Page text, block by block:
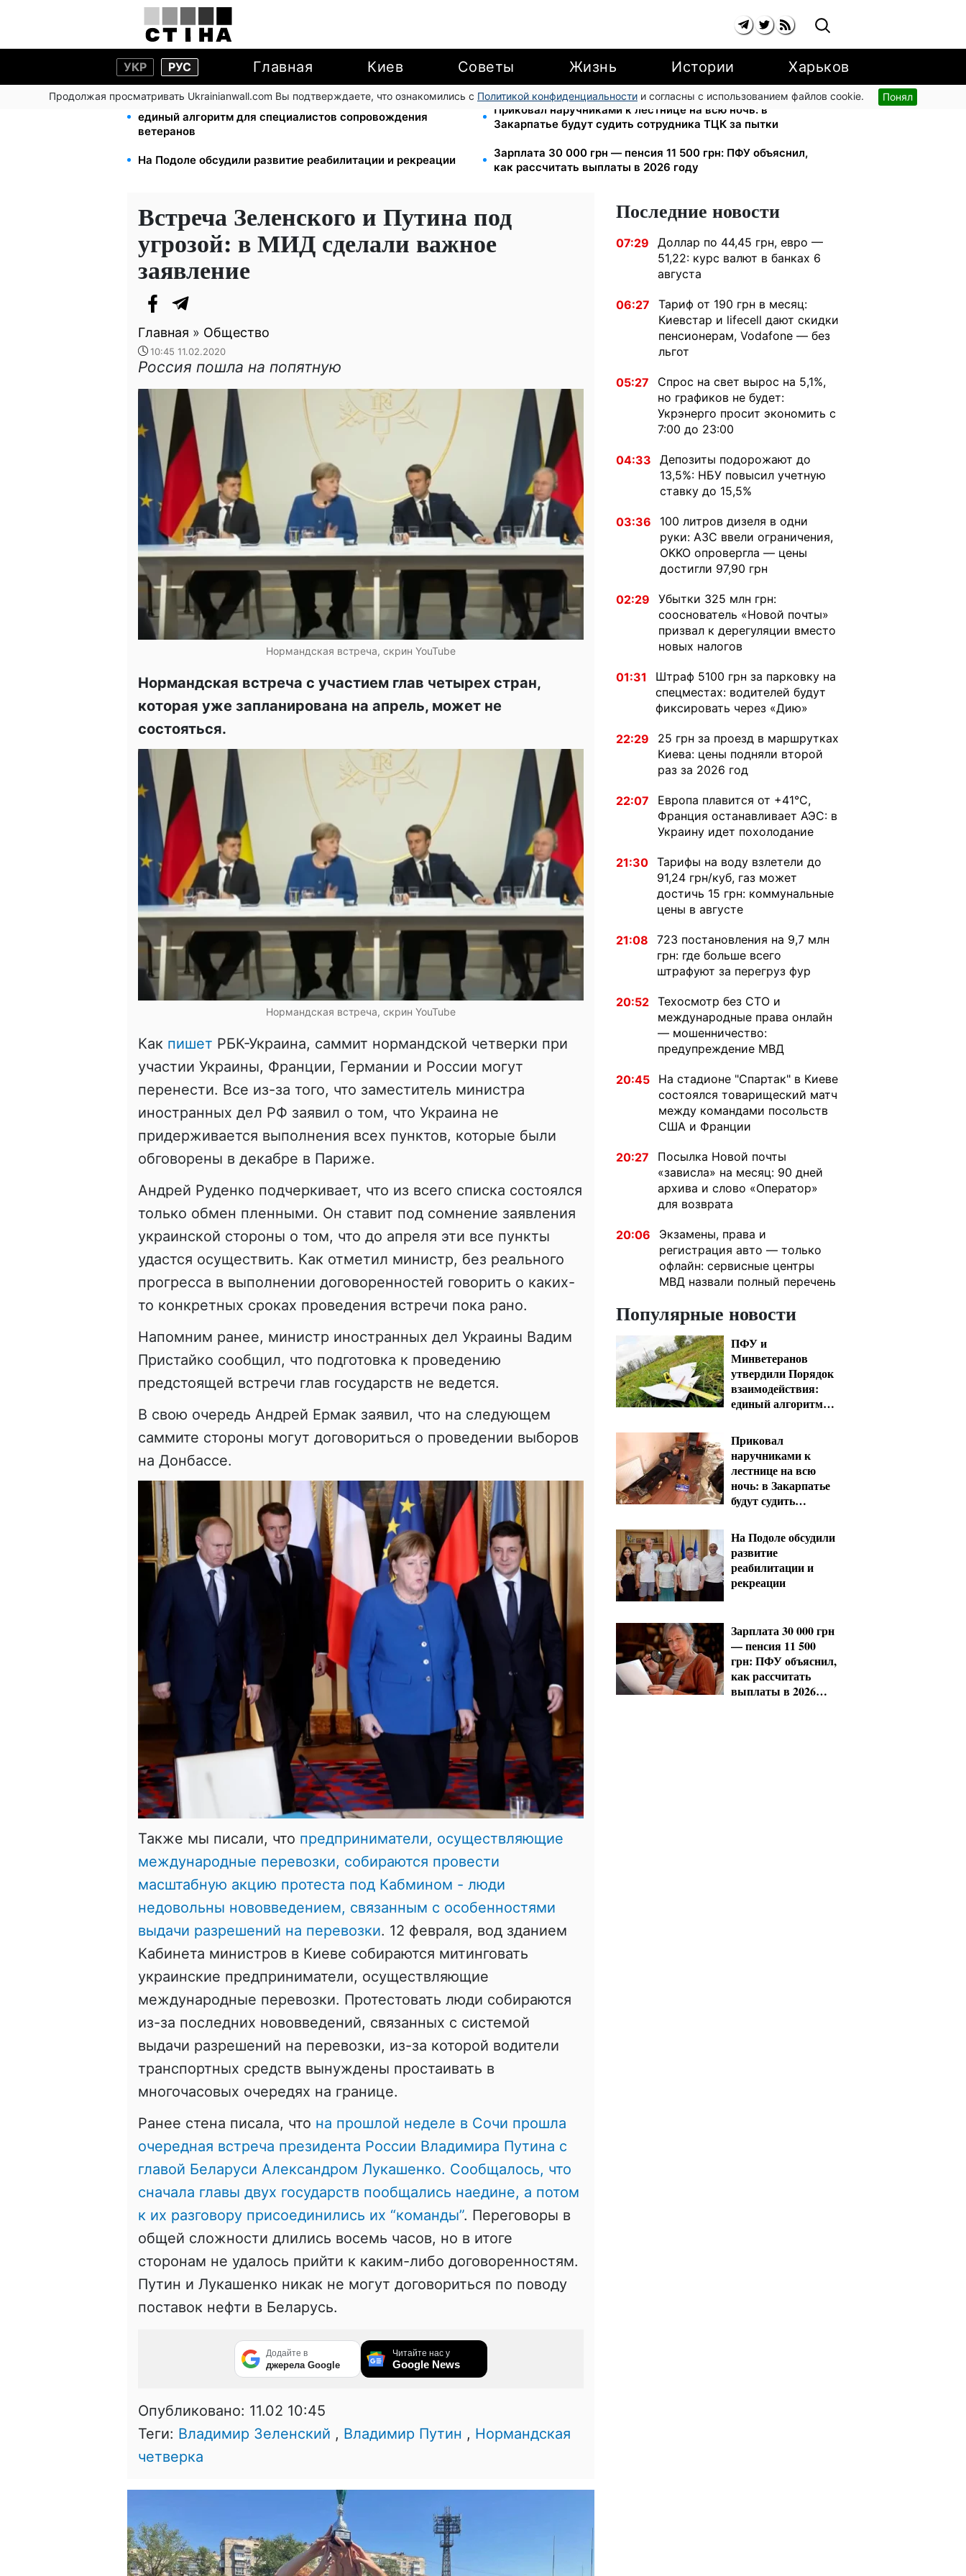
УКР РУС Главная Киев Советы Жизнь Истории Харьков
Продолжая просматривать Ukrainianwall.com Вы подтверждаете, что ознакомились с Политикой конфиденциальности и согласны с использованием файлов cookie. Понял
ПФУ и Минветеранов утвердили Порядок взаимодействия:
единый алгоритм для специалистов сопровождения
ветеранов
Приковал наручниками к лестнице на всю ночь: в
Закарпатье будут судить сотрудника ТЦК за пытки
На Подоле обсудили развитие реабилитации и рекреации
Зарплата 30 000 грн — пенсия 11 500 грн: ПФУ объяснил,
как рассчитать выплаты в 2026 году
Встреча Зеленского и Путина под
угрозой: в МИД сделали важное
заявление
Главная » Общество
10:45 11.02.2020
Россия пошла на попятную
Нормандская встреча, скрин YouTube
Нормандская встреча с участием глав четырех стран,
которая уже запланирована на апрель, может не
состояться.
Нормандская встреча, скрин YouTube
Как пишет РБК-Украина, саммит нормандской четверки при
участии Украины, Франции, Германии и России могут
перенести. Все из-за того, что заместитель министра
иностранных дел РФ заявил о том, что Украина не
придерживается выполнения всех пунктов, которые были
обговорены в декабре в Париже.
Андрей Руденко подчеркивает, что из всего списка состоялся
только обмен пленными. Он ставит под сомнение заявления
украинской стороны о том, что до апреля эти все пункты
удастся осуществить. Как отметил министр, без реального
прогресса в выполнении договоренностей говорить о каких-
то конкретных сроках проведения встречи пока рано.
Напомним ранее, министр иностранных дел Украины Вадим
Пристайко сообщил, что подготовка к проведению
предстоящей встречи глав государств не ведется.
В свою очередь Андрей Ермак заявил, что на следующем
саммите стороны могут договориться о проведении выборов
на Донбассе.
Также мы писали, что предприниматели, осуществляющие
международные перевозки, собираются провести
масштабную акцию протеста под Кабмином - люди
недовольны нововведением, связанным с особенностями
выдачи разрешений на перевозки. 12 февраля, вод зданием
Кабинета министров в Киеве собираются митинговать
украинские предприниматели, осуществляющие
международные перевозки. Протестовать люди собираются
из-за последних нововведений, связанных с системой
выдачи разрешений на перевозки, из-за которой водители
транспортных средств вынуждены простаивать в
многочасовых очередях на границе.
Ранее стена писала, что на прошлой неделе в Сочи прошла
очередная встреча президента России Владимира Путина с
главой Беларуси Александром Лукашенко. Сообщалось, что
сначала главы двух государств пообщались наедине, а потом
к их разговору присоединились их “команды”. Переговоры в
общей сложности длились восемь часов, но в итоге
сторонам не удалось прийти к каким-либо договоренностям.
Путин и Лукашенко никак не могут договориться по поводу
поставок нефти в Беларусь.
Додайте в
джерела Google
Читайте нас у
Google News
Опубликовано: 11.02 10:45
Теги: Владимир Зеленский , Владимир Путин , Нормандская
четверка
Последние новости
07:29
Доллар по 44,45 грн, евро —
51,22: курс валют в банках 6
августа
06:27
Тариф от 190 грн в месяц:
Киевстар и lifecell дают скидки
пенсионерам, Vodafone — без
льгот
05:27
Спрос на свет вырос на 5,1%,
но графиков не будет:
Укрэнерго просит экономить с
7:00 до 23:00
04:33
Депозиты подорожают до
13,5%: НБУ повысил учетную
ставку до 15,5%
03:36
100 литров дизеля в одни
руки: АЗС ввели ограничения,
OKKO опровергла — цены
достигли 97,90 грн
02:29
Убытки 325 млн грн:
сооснователь «Новой почты»
призвал к дерегуляции вместо
новых налогов
01:31
Штраф 5100 грн за парковку на
спецместах: водителей будут
фиксировать через «Дию»
22:29
25 грн за проезд в маршрутках
Киева: цены подняли второй
раз за 2026 год
22:07
Европа плавится от +41°C,
Франция останавливает АЭС: в
Украину идет похолодание
21:30 Тарифы на воду взлетели до
91,24 грн/куб, газ может
достичь 15 грн: коммунальные
цены в августе
21:08
723 постановления на 9,7 млн
грн: где больше всего
штрафуют за перегруз фур
20:52 Техосмотр без СТО и
международные права онлайн
— мошенничество:
предупреждение МВД
20:45
На стадионе "Спартак" в Киеве
состоялся товарищеский матч
между командами посольств
США и Франции
20:27
Посылка Новой почты
«зависла» на месяц: 90 дней
архива и слово «Оператор»
для возврата
20:06
Экзамены, права и
регистрация авто — только
офлайн: сервисные центры
МВД назвали полный перечень
Популярные новости
ПФУ и
Минветеранов
утвердили Порядок
взаимодействия:
единый алгоритм
сопровождения
ветеранов
Приковал
наручниками к
лестнице на всю
ночь: в Закарпатье
будут судить
пытки
На Подоле обсудили
развитие
реабилитации и
рекреации
Зарплата 30 000 грн
— пенсия 11 500
грн: ПФУ объяснил,
как рассчитать
выплаты в 2026